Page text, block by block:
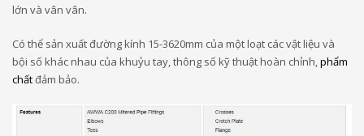
lớn và vân vân.
Có thể sản xuất đường kính 15-3620mm của một loạt các vật liệu và
bội số khác nhau của khuỷu tay, thông số kỹ thuật hoàn chỉnh,phẩm
chấtđảm bảo.